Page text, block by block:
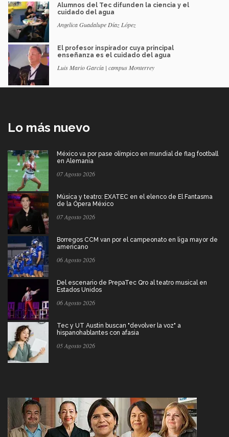
Alumnos del Tec difunden la ciencia y el
cuidado del agua
Angelica Guadalupe Díaz López
El profesor inspirador cuya principal
enseñanza es el cuidado del agua
Luis Mario García | campus Monterrey
Lo más nuevo
México va por pase olímpico en mundial de flag football
en Alemania
07 Agosto 2026
Música y teatro: EXATEC en el elenco de El Fantasma
de la Ópera México
07 Agosto 2026
Borregos CCM van por el campeonato en liga mayor de
americano
06 Agosto 2026
Del escenario de PrepaTec Qro al teatro musical en
Estados Unidos
06 Agosto 2026
Tec y UT Austin buscan "devolver la voz" a
hispanohablantes con afasia
05 Agosto 2026